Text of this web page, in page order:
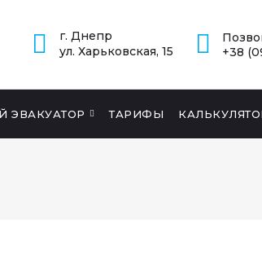
г. Днепр
ул. Харьковская, 15
+38
ЭВАКУАТОР ТАРИФЫ